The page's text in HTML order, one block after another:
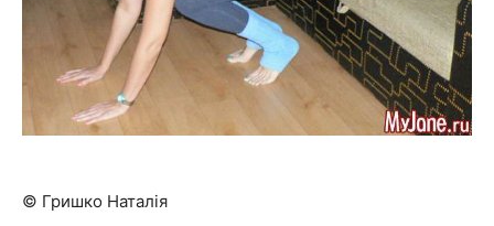
© Гришко Наталія